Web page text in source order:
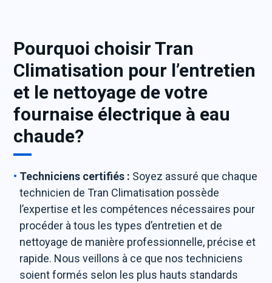
Pourquoi choisir Tran
Climatisation pour l’entretien
et le nettoyage de votre
fournaise électrique à eau
chaude?
Techniciens certifiés : Soyez assuré que chaque
technicien de Tran Climatisation possède
l’expertise et les compétences nécessaires pour
procéder à tous les types d’entretien et de
nettoyage de manière professionnelle, précise et
rapide. Nous veillons à ce que nos techniciens
soient formés selon les plus hauts standards